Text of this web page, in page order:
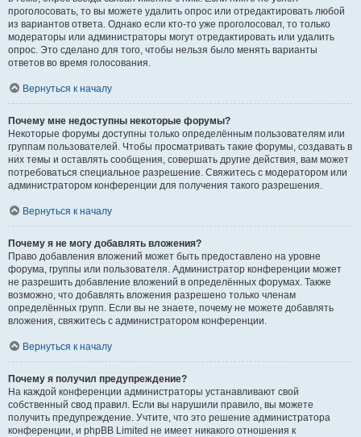
проголосовать, то вы можете удалить опрос или отредактировать любой
из вариантов ответа. Однако если кто-то уже проголосовал, то только
модераторы или администраторы могут отредактировать или удалить
опрос. Это сделано для того, чтобы нельзя было менять варианты
ответов во время голосования.
Вернуться к началу
Почему мне недоступны некоторые форумы?
Некоторые форумы доступны только определённым пользователям или
группам пользователей. Чтобы просматривать такие форумы, создавать в
них темы и оставлять сообщения, совершать другие действия, вам может
потребоваться специальное разрешение. Свяжитесь с модератором или
администратором конференции для получения такого разрешения.
Вернуться к началу
Почему я не могу добавлять вложения?
Право добавления вложений может быть предоставлено на уровне
форума, группы или пользователя. Администратор конференции может
не разрешить добавление вложений в определённых форумах. Также
возможно, что добавлять вложения разрешено только членам
определённых групп. Если вы не знаете, почему не можете добавлять
вложения, свяжитесь с администратором конференции.
Вернуться к началу
Почему я получил предупреждение?
На каждой конференции администраторы устанавливают свой
собственный свод правил. Если вы нарушили правило, вы можете
получить предупреждение. Учтите, что это решение администратора
конференции, и phpBB Limited не имеет никакого отношения к